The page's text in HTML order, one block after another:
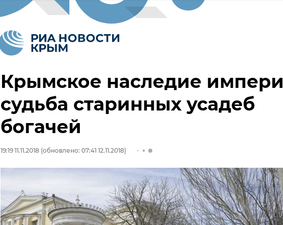
Крымское наследие
судьба старинных усадеб
богачей
19:19 11.11.2018 (обновлено: 07:41 12.11.2018)